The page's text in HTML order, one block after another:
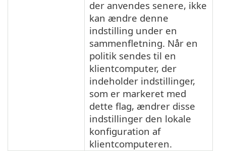
der anvendes senere, ikke
kan ændre denne
indstilling under en
sammenfletning. Når en
politik sendes til en
klientcomputer, der
indeholder indstillinger,
som er markeret med
dette flag, ændrer disse
indstillinger den lokale
konfiguration af
klientcomputeren.